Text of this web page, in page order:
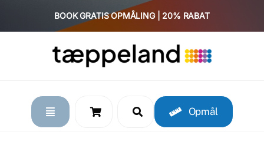
content
BOOK GRATIS OPMÅLING | 20% RABAT
Opmål